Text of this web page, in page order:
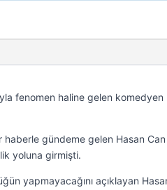
fenomen haline gelen
haberle gündeme gelen Hasan
yoluna girmişti.
yapmayacağını açıklayan